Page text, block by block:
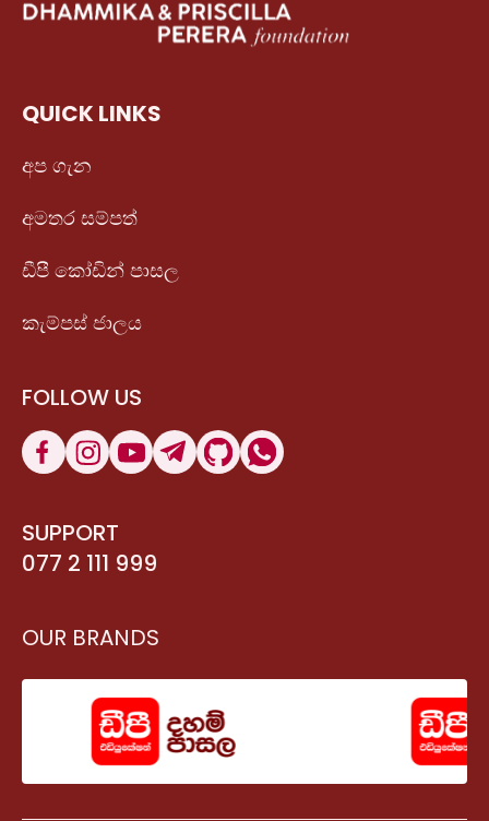
QUICK LINKS
අප ගැන
අමතර සම්පත්
ඩීපී කෝඩින් පාසල
කැම්පස් ජාලය
FOLLOW US
SUPPORT
077 2 111 999
OUR BRANDS